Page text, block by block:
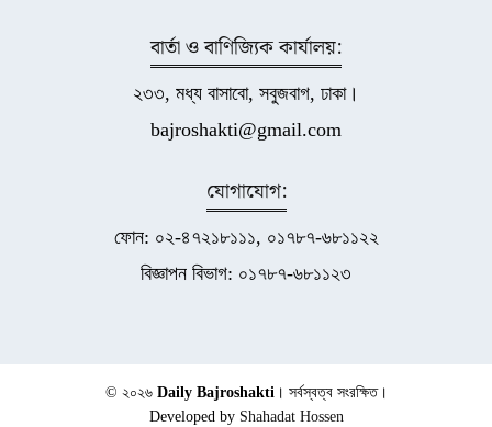
বার্তা ও বাণিজ্যিক কার্যালয়:
২৩৩, মধ্য বাসাবো, সবুজবাগ, ঢাকা।
bajroshakti@gmail.com
যোগাযোগ:
ফোন: ০২-৪৭২১৮১১১, ০১৭৮৭-৬৮১১২২
বিজ্ঞাপন বিভাগ: ০১৭৮৭-৬৮১১২৩
© ২০২৬ Daily Bajroshakti । সর্বস্বত্ব সংরক্ষিত।
Developed by Shahadat Hossen